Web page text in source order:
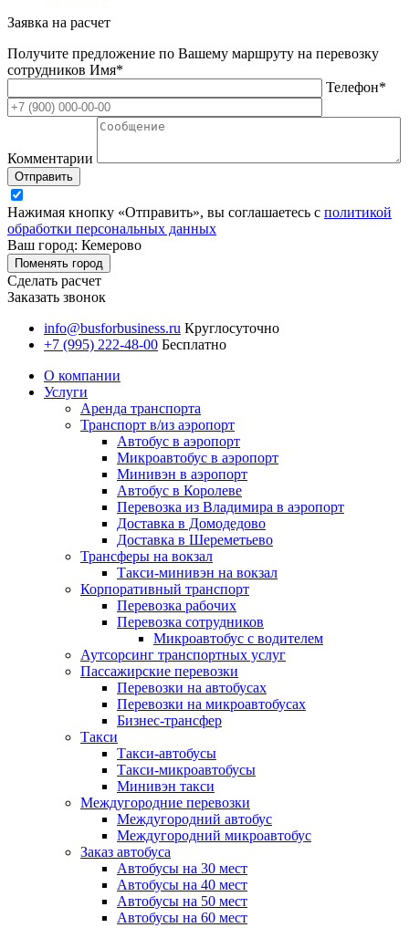
Заявка на расчет
Получите предложение по Вашему маршруту на перевозку
сотрудников Имя*
Телефон*
Комментарии
Отправить
Нажимая кнопку «Отправить», вы соглашаетесь с политикой
обработки персональных данных
Ваш город: Кемерово
Поменять город
Сделать расчет
Заказать звонок
info@busforbusiness.ru Круглосуточно
+7 (995) 222-48-00 Бесплатно
О компании
Услуги
Аренда транспорта
Транспорт в/из аэропорт
Автобус в аэропорт
Микроавтобус в аэропорт
Минивэн в аэропорт
Автобус в Королеве
Перевозка из Владимира в аэропорт
Доставка в Домодедово
Доставка в Шереметьево
Трансферы на вокзал
Такси-минивэн на вокзал
Корпоративный транспорт
Перевозка рабочих
Перевозка сотрудников
Микроавтобус с водителем
Аутсорсинг транспортных услуг
Пассажирские перевозки
Перевозки на автобусах
Перевозки на микроавтобусах
Бизнес-трансфер
Такси
Такси-автобусы
Такси-микроавтобусы
Минивэн такси
Междугородние перевозки
Междугородний автобус
Междугородний микроавтобус
Заказ автобуса
Автобусы на 30 мест
Автобусы на 40 мест
Автобусы на 50 мест
Автобусы на 60 мест